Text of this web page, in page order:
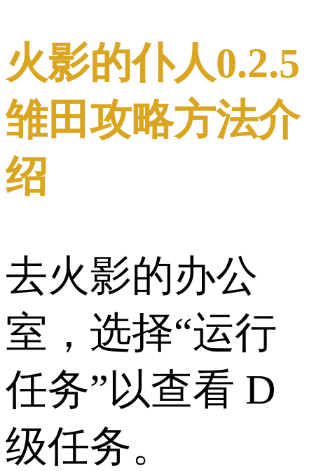
火影的仆人0.2.5
雏田攻略方法介
绍
去火影的办公
室，选择“运行
任务”以查看 D
级任务。